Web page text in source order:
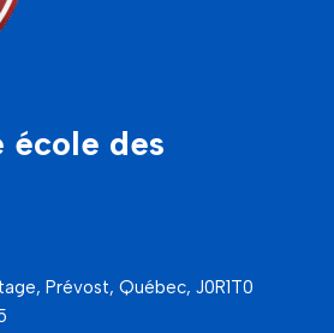
école des
Prévost, Québec, J0R1T0